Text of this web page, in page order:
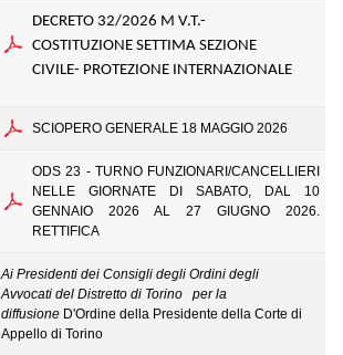
DECRETO 32/2026 M V.T.-
COSTITUZIONE SETTIMA SEZIONE
CIVILE- PROTEZIONE INTERNAZIONALE
SCIOPERO GENERALE 18 MAGGIO 2026
ODS 23 - TURNO FUNZIONARI/CANCELLIERI
NELLE GIORNATE DI SABATO, DAL 10
GENNAIO 2026 AL 27 GIUGNO 2026.
RETTIFICA
Ai Presidenti dei Consigli degli Ordini degli
Avvocati del Distretto di Torino per la
diffusione D'Ordine della Presidente della Corte di
Appello di Torino